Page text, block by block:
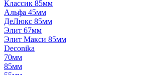
Классик 85мм
Альфа 45мм
ДеЛюкс 85мм
Элит 67мм
Элит Макси 85мм
Deconika
70мм
85мм